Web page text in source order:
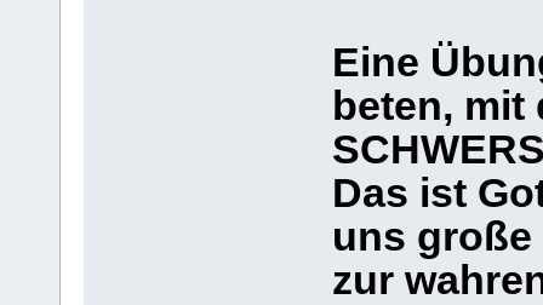
Eine
beten, mit
Das ist
uns
zur